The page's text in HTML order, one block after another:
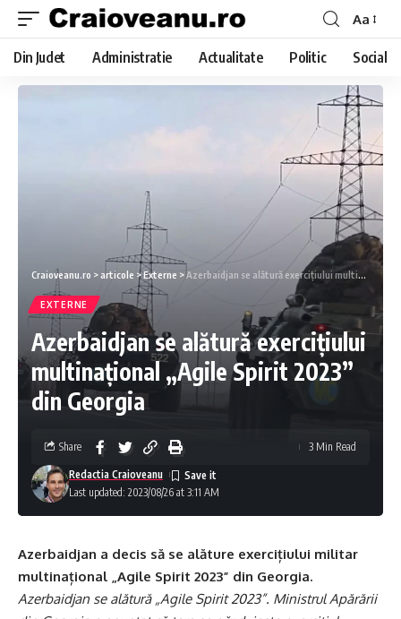
Aa
Din Judet Administratie Actualitate Politic Social
Craioveanu.ro >articole >Externe >Azerbaidjan se alătură exercițiului multinațional „Agile Spirit 2023” din Georgia
EXTERNE
Azerbaidjan se alătură exercițiului
multinațional „Agile Spirit 2023”
din Georgia
Last updated: 2023/08/26 at 3:11 AM
Redactia Craioveanu
Share 3 Min Read
Azerbaidjan a decis să se alăture exercițiului militar
multinațional „Agile Spirit 2023” din Georgia.
Azerbaidjan se alătură „Agile Spirit 2023”. Ministrul Apărării